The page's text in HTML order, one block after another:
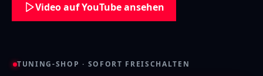
Video auf YouTube ansehen
TUNING-SHOP · SOFORT FREISCHALTEN